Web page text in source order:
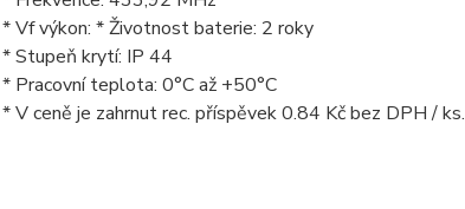
* Vf výkon: * Životnost baterie: 2 roky
* Stupeň krytí: IP 44
* Pracovní teplota: 0°C až +50°C
* V ceně je zahrnut rec. příspěvek 0.84 Kč bez DPH / ks.